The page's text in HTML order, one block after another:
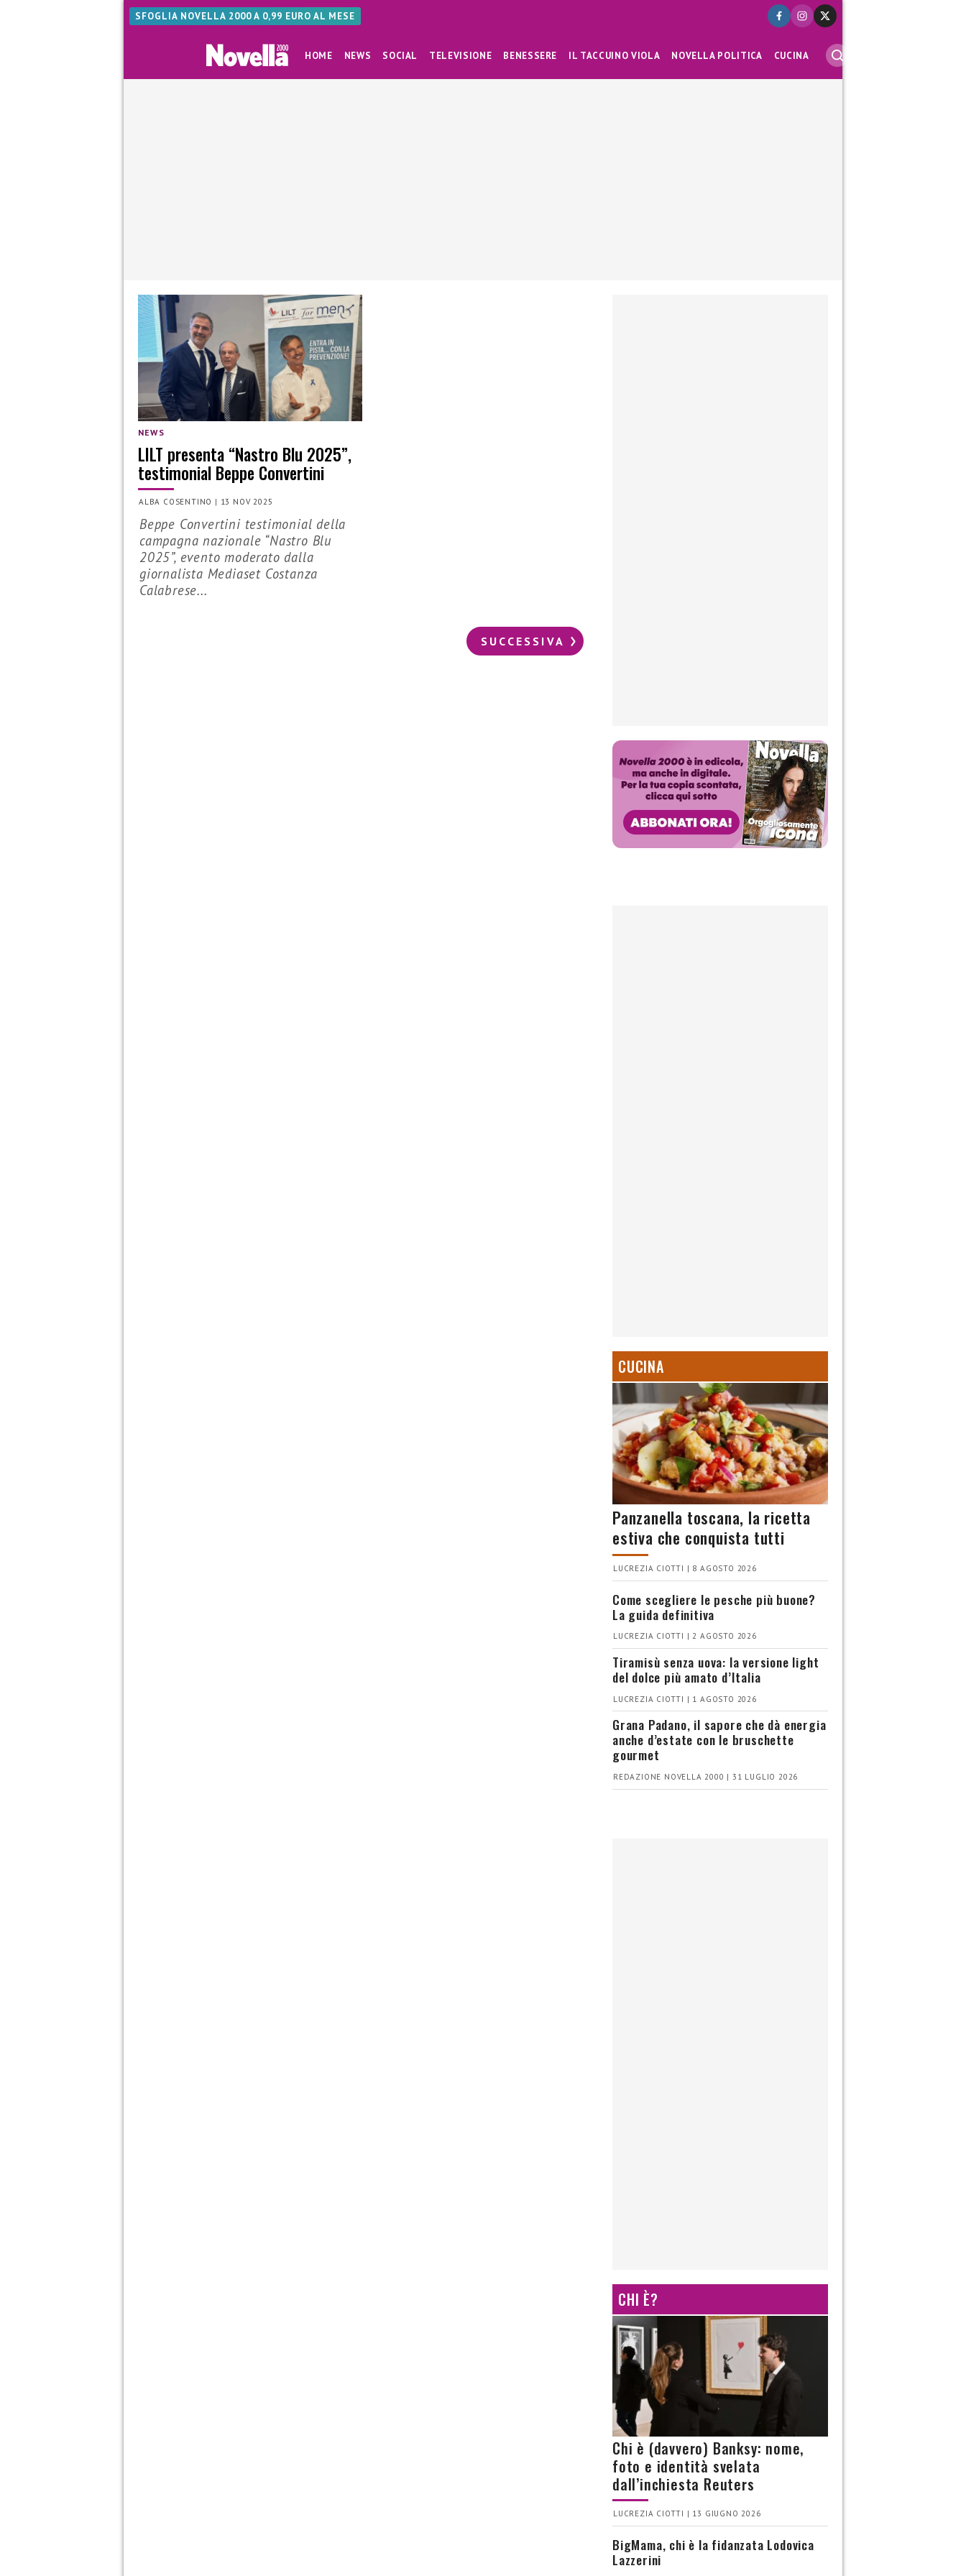
SFOGLIA NOVELLA 2000 A 0,99 EURO AL MESE
HOME NEWS SOCIAL TELEVISIONE BENESSERE IL TACCUINO VIOLA NOVELLA POLITICA CUCINA
NEWS
LILT presenta “Nastro Blu 2025”,
testimonial Beppe Convertini
ALBA COSENTINO | 13 NOV 2025
Beppe Convertini testimonial della
campagna nazionale “Nastro Blu
2025”, evento moderato dalla
giornalista Mediaset Costanza
Calabrese...
SUCCESSIVA
CUCINA
Panzanella toscana, la ricetta
estiva che conquista tutti
LUCREZIA CIOTTI | 8 AGOSTO 2026
Come scegliere le pesche più buone?
La guida definitiva
LUCREZIA CIOTTI | 2 AGOSTO 2026
Tiramisù senza uova: la versione light
del dolce più amato d’Italia
LUCREZIA CIOTTI | 1 AGOSTO 2026
Grana Padano, il sapore che dà energia
anche d’estate con le bruschette
gourmet
REDAZIONE NOVELLA 2000 | 31 LUGLIO 2026
CHI È?
Chi è (davvero) Banksy: nome,
foto e identità svelata
dall’inchiesta Reuters
LUCREZIA CIOTTI | 13 GIUGNO 2026
BigMama, chi è la fidanzata Lodovica
Lazzerini